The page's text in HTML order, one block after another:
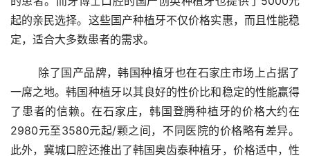
起的亲民选择。这些国产种植牙不仅价格实惠，而且性能稳
定，适合大多数患者的需求。
一席之地。韩国种植牙以其良好的性价比和稳定的性能赢得
了患者的信赖。在石家庄，韩国登腾种植牙的价格大约在
2980元至3580元起/颗之间，不同医院的价格略有差异。
此外，冀城口腔还推出了韩国奥齿泰种植牙，价格适中，性